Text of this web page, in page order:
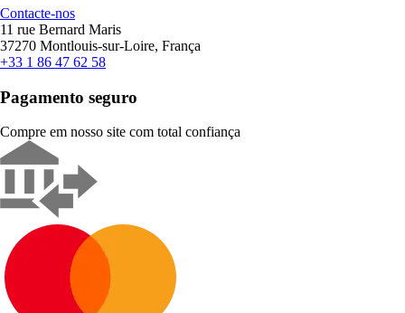
Contacte-nos
11 rue Bernard Maris
37270 Montlouis-sur-Loire, França
+33 1 86 47 62 58
Pagamento seguro
Compre em nosso site com total confiança